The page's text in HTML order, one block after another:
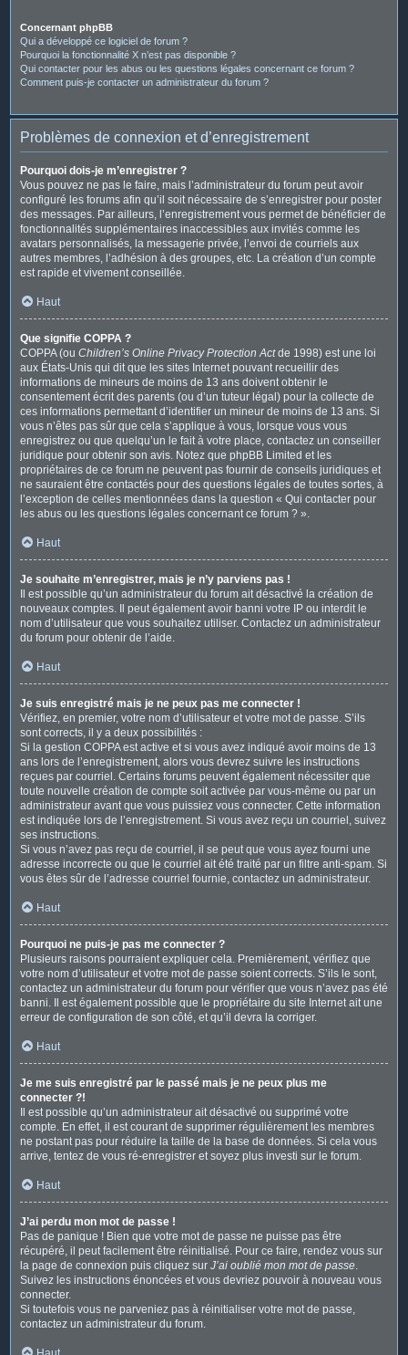
Concernant phpBB
Qui a développé ce logiciel de forum ?
Pourquoi la fonctionnalité X n’est pas disponible ?
Qui contacter pour les abus ou les questions légales concernant ce forum ?
Comment puis-je contacter un administrateur du forum ?
Problèmes de connexion et d’enregistrement
Pourquoi dois-je m’enregistrer ?
Vous pouvez ne pas le faire, mais l’administrateur du forum peut avoir
configuré les forums afin qu’il soit nécessaire de s’enregistrer pour poster
des messages. Par ailleurs, l’enregistrement vous permet de bénéficier de
fonctionnalités supplémentaires inaccessibles aux invités comme les
avatars personnalisés, la messagerie privée, l’envoi de courriels aux
autres membres, l’adhésion à des groupes, etc. La création d’un compte
est rapide et vivement conseillée.
Haut
Que signifie COPPA ?
COPPA (ou Children’s Online Privacy Protection Actde 1998) est une loi
aux États-Unis qui dit que les sites Internet pouvant recueillir des
informations de mineurs de moins de 13 ans doivent obtenir le
consentement écrit des parents (ou d’un tuteur légal) pour la collecte de
ces informations permettant d’identifier un mineur de moins de 13 ans. Si
vous n’êtes pas sûr que cela s’applique à vous, lorsque vous vous
enregistrez ou que quelqu’un le fait à votre place, contactez un conseiller
juridique pour obtenir son avis. Notez que phpBB Limited et les
propriétaires de ce forum ne peuvent pas fournir de conseils juridiques et
ne sauraient être contactés pour des questions légales de toutes sortes, à
l’exception de celles mentionnées dans la question « Qui contacter pour
les abus ou les questions légales concernant ce forum ? ».
Haut
Je souhaite m’enregistrer, mais je n’y parviens pas !
Il est possible qu’un administrateur du forum ait désactivé la création de
nouveaux comptes. Il peut également avoir banni votre IP ou interdit le
nom d’utilisateur que vous souhaitez utiliser. Contactez un administrateur
du forum pour obtenir de l’aide.
Haut
Je suis enregistré mais je ne peux pas me connecter !
Vérifiez, en premier, votre nom d’utilisateur et votre mot de passe. S’ils
sont corrects, il y a deux possibilités :
Si la gestion COPPA est active et si vous avez indiqué avoir moins de 13
ans lors de l’enregistrement, alors vous devrez suivre les instructions
reçues par courriel. Certains forums peuvent également nécessiter que
toute nouvelle création de compte soit activée par vous-même ou par un
administrateur avant que vous puissiez vous connecter. Cette information
est indiquée lors de l’enregistrement. Si vous avez reçu un courriel, suivez
ses instructions.
Si vous n’avez pas reçu de courriel, il se peut que vous ayez fourni une
adresse incorrecte ou que le courriel ait été traité par un filtre anti-spam. Si
vous êtes sûr de l’adresse courriel fournie, contactez un administrateur.
Haut
Pourquoi ne puis-je pas me connecter ?
Plusieurs raisons pourraient expliquer cela. Premièrement, vérifiez que
votre nom d’utilisateur et votre mot de passe soient corrects. S’ils le sont,
contactez un administrateur du forum pour vérifier que vous n’avez pas été
banni. Il est également possible que le propriétaire du site Internet ait une
erreur de configuration de son côté, et qu’il devra la corriger.
Haut
Je me suis enregistré par le passé mais je ne peux plus me
connecter ?!
Il est possible qu’un administrateur ait désactivé ou supprimé votre
compte. En effet, il est courant de supprimer régulièrement les membres
ne postant pas pour réduire la taille de la base de données. Si cela vous
arrive, tentez de vous ré-enregistrer et soyez plus investi sur le forum.
Haut
J’ai perdu mon mot de passe !
Pas de panique ! Bien que votre mot de passe ne puisse pas être
récupéré, il peut facilement être réinitialisé. Pour ce faire, rendez vous sur
la page de connexion puis cliquez sur J’ai oublié mon mot de passe.
Suivez les instructions énoncées et vous devriez pouvoir à nouveau vous
connecter.
Si toutefois vous ne parveniez pas à réinitialiser votre mot de passe,
contactez un administrateur du forum.